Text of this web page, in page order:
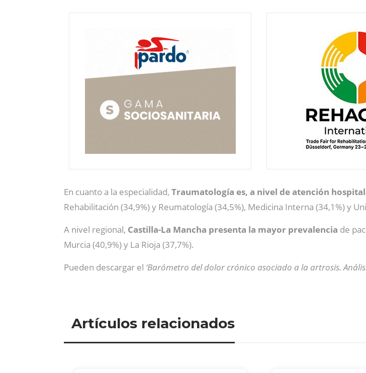
En cuanto a la especialidad, Traumatología es, a nivel de atención
Rehabilitación (34,9%) y Reumatología (34,5%), Medicina Interna (34,1%) y
A nivel regional, Castilla-La Mancha presenta la mayor prevalencia de
Murcia (40,9%) y La Rioja (37,7%).
Pueden descargar el ‘Barómetro del dolor crónico asociado a la artrosis.
Artículos relacionados